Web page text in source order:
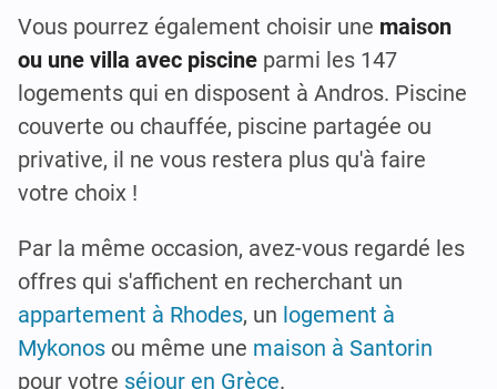
Vous pourrez également choisir une maison
ou une villa avec piscine parmi les 147
logements qui en disposent à Andros. Piscine
couverte ou chauffée, piscine partagée ou
privative, il ne vous restera plus qu'à faire
votre choix !
Par la même occasion, avez-vous regardé les
offres qui s'affichent en recherchant un
appartement à Rhodes, un logement à
Mykonos ou même une maison à Santorin
pour votre séjour en Grèce.